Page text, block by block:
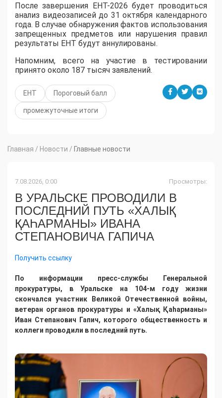
После завершения ЕНТ-2026 будет проводиться
анализ видеозаписей до 31 октября календарного
года. В случае обнаружения фактов использования
запрещенных предметов или нарушения правил
результаты ЕНТ будут аннулированы.
Напомним, всего на участие в тестировании
принято около 187 тысяч заявлений.
ЕНТ Пороговый балл
промежуточные итоги
Главная / Новости / Главные новости
7.08.2026, 0:00 Просмотры:
В УРАЛЬСКЕ ПРОВОДИЛИ В
ПОСЛЕДНИЙ ПУТЬ «ХАЛЫҚ
ҚАҺАРМАНЫ» ИВАНА
СТЕПАНОВИЧА ГАПИЧА
Получить ссылку
По информации пресс-службы Генеральной
прокуратуры, в Уральске на 104-м году жизни
скончался участник Великой Отечественной войны,
ветеран органов прокуратуры и «Халық Қаһарманы»
Иван Степанович Гапич, которого общественность и
коллеги проводили в последний путь.